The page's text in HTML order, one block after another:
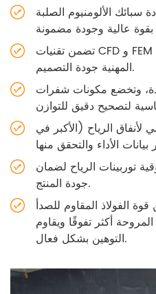
سبائك الألومنيوم الصلبة
تضمن تقنيات CFD و FEM وغيرها من التحليلات والتحققات
المهنية جودة التصميم.
وتخضع مكونات شفرات
لأنفاق الرياح (الأكبر في
توربينات الرياح لضمان
جودة المنتج.
الفولاذ المقاوم للصدأ
المروحة أكثر تفوقًا ويقاوم
التوهين بشكل فعال.